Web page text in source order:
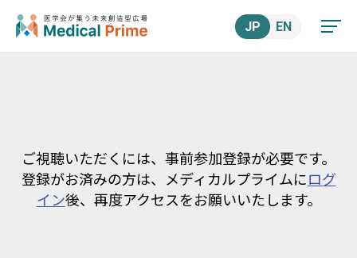
JP EN
ご視聴いただくには、事前参加登録が必要です。
登録がお済みの方は、メディカルプライムにログ
イン後、再度アクセスをお願いいたします。